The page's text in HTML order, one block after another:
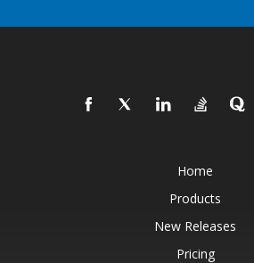
Home
Products
New Releases
Pricing